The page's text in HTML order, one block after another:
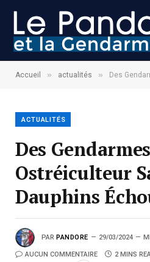
Accueil » actualités » Des Gendarmes
ACTUALITÉS
Des
Ostréiculteur
Dauphins
PAR PANDORE 29/03/2024
AUCUN COMMENTAIRE 2 MINS